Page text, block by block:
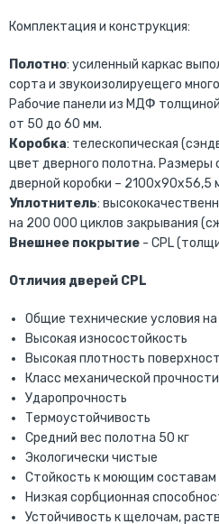
Комплектация и конструкция:
Полотно: усиленный каркас
сорта и звукоизолируещего
Рабочие панели из МДФ
от 50 до 60 мм.
Коробка: телескопическая
цвет дверного полотна. Размеры
дверной коробки – 2100х90х56,5
Уплотнитель:
на 200 000 циклов закрывания
Внешнее покрытие - CPL
Отличия дверей CPL
Общие технические условия
Высокая износостойкость
Высокая плотность
Класс механической
Ударопрочность
Термоустойчивость
Средний вес полотна 50 кг
Экологически чистые
Cтойкость к моющим составам
Низкая сорбционная
Устойчивость к щелочам,